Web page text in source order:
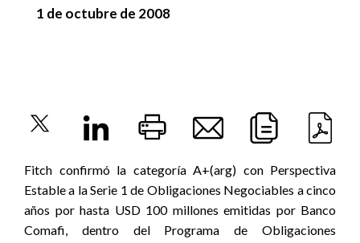
1 de octubre de 2008
Fitch confirmó la categoría A+(arg) con Perspectiva
Estable a la Serie 1 de Obligaciones Negociables a cinco
años por hasta USD 100 millones emitidas por Banco
Comafi, dentro del Programa de Obligaciones